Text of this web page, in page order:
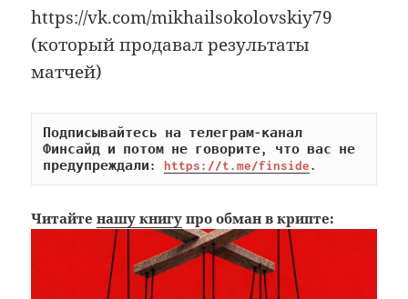
https://vk.com/mikhailsokolovskiy79
(который продавал результаты
матчей)
Подписывайтесь на телеграм-канал
Финсайд и потом не говорите, что вас не
предупреждали: https://t.me/finside.
Читайтенашу книгу про обман в крипте: